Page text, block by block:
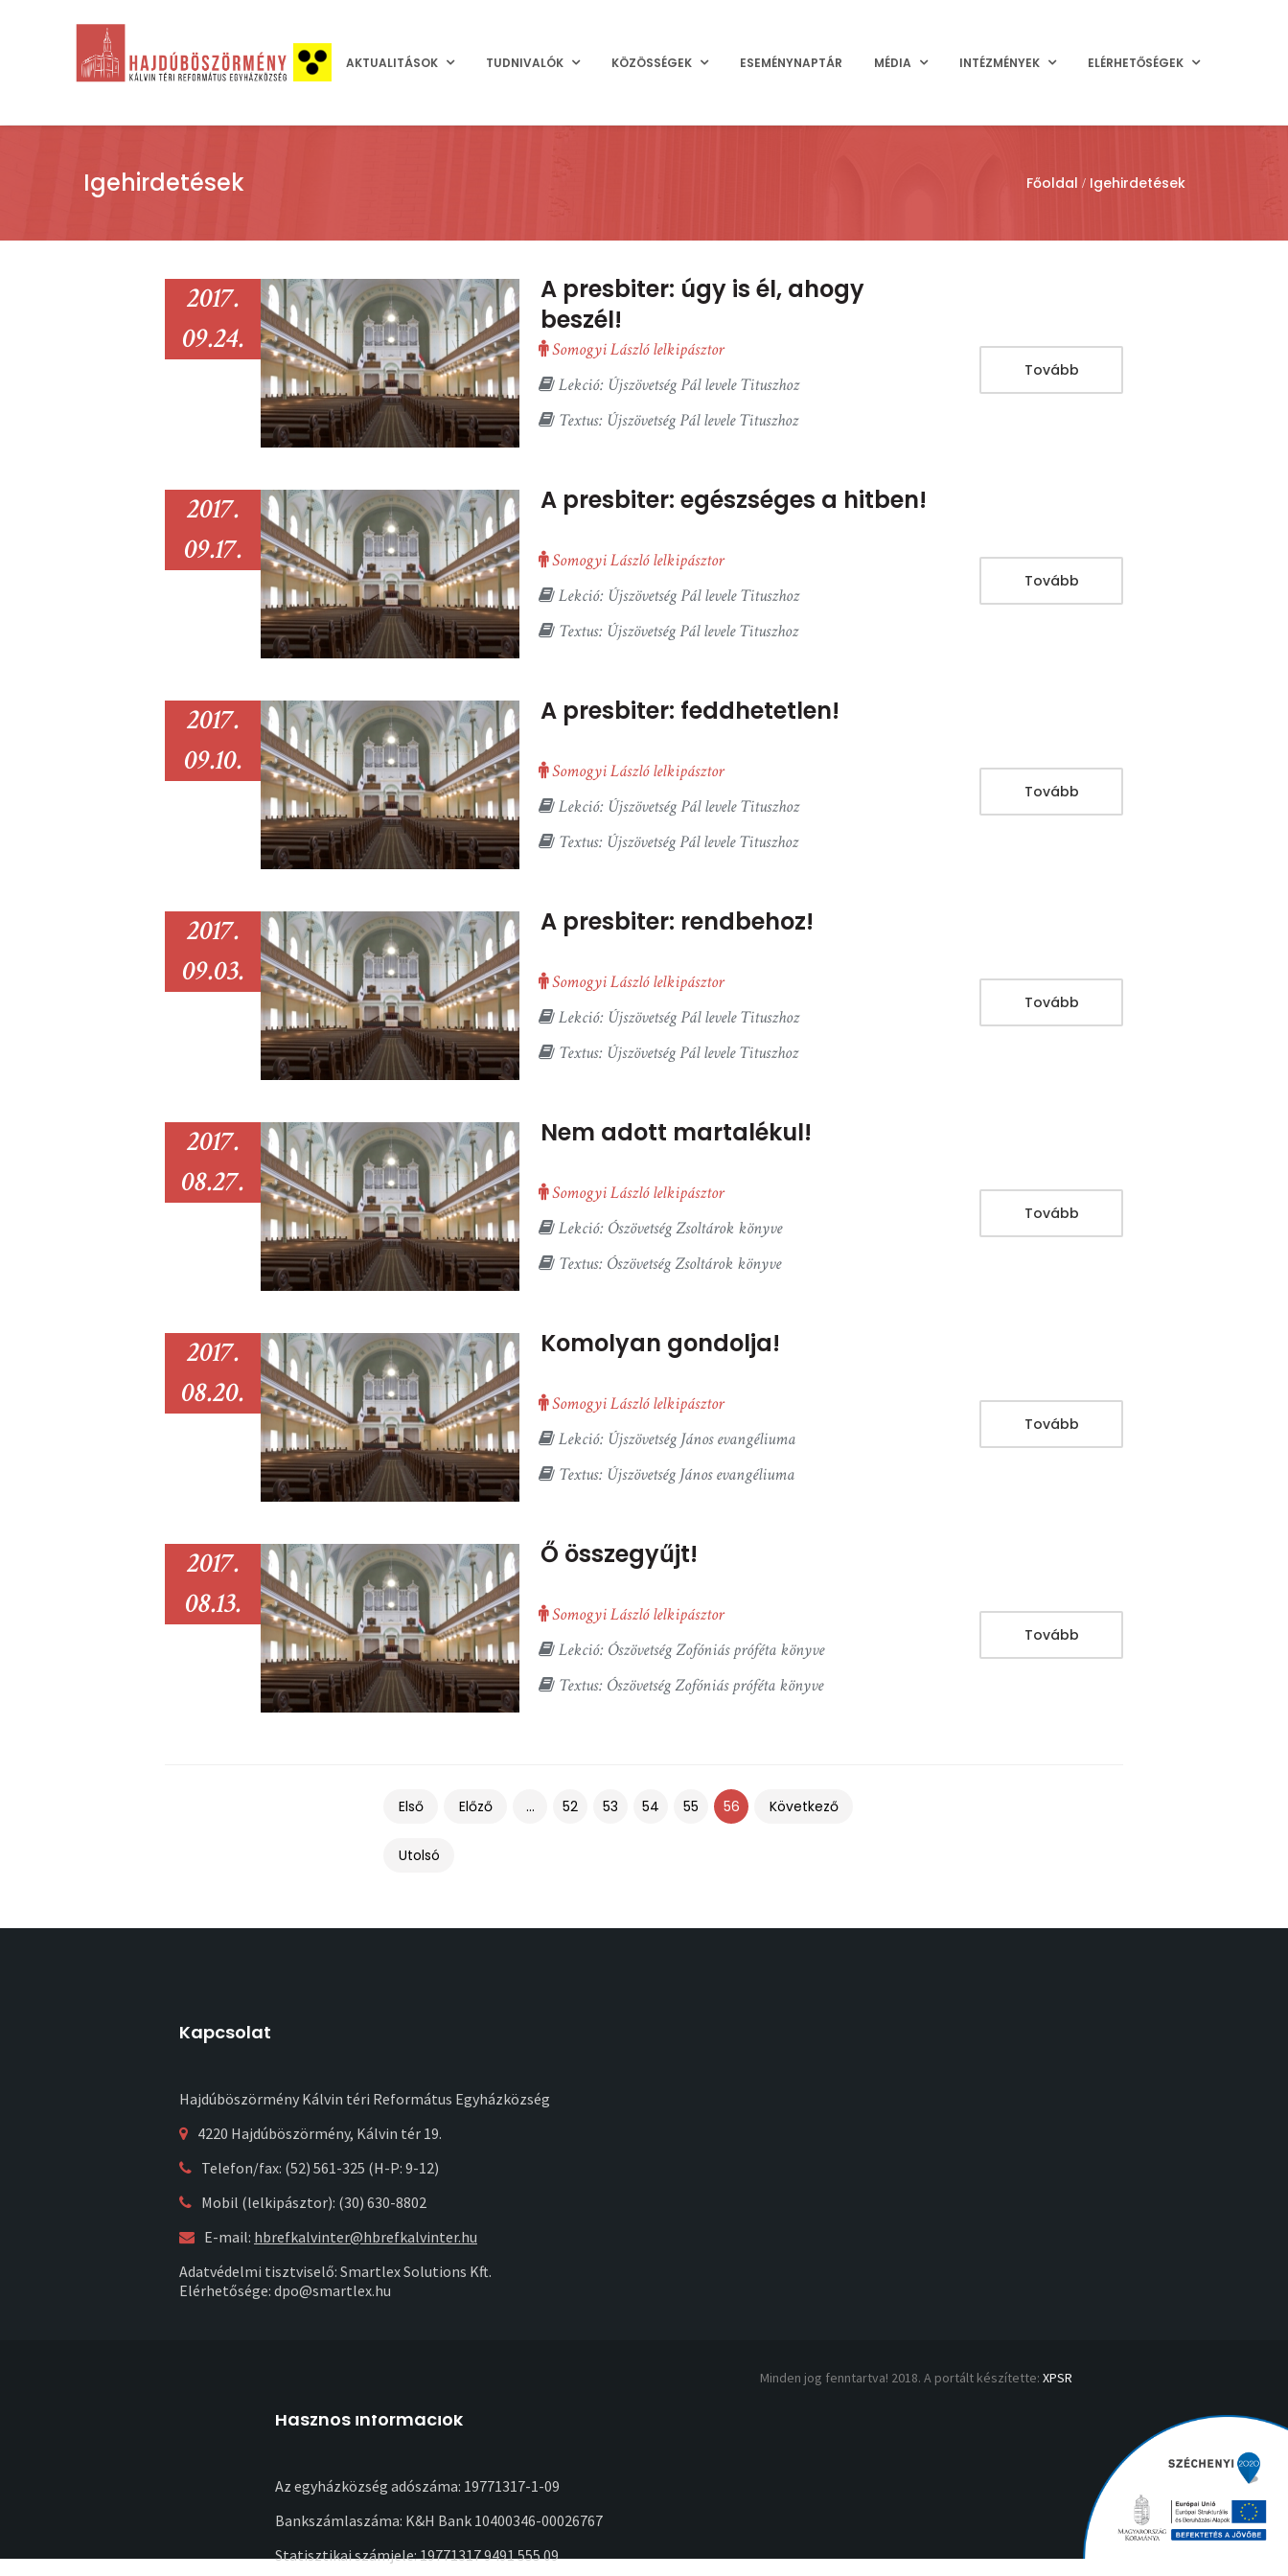
AKTUALITÁSOK TUDNIVALÓK KÖZÖSSÉGEK ESEMÉNYNAPTÁR MÉDIA INTÉZMÉNYEK ELÉRHETŐSÉGEK
Igehirdetések Főoldal Igehirdetések
A presbiter: úgy is él, ahogy
beszél!
2017.
09.24.
Somogyi László lelkipásztor
Lekció: Újszövetség Pál levele Tituszhoz
Textus: Újszövetség Pál levele Tituszhoz
Tovább
A presbiter: egészséges a hitben!
2017.
09.17.
Somogyi László lelkipásztor
Lekció: Újszövetség Pál levele Tituszhoz
Textus: Újszövetség Pál levele Tituszhoz
Tovább
A presbiter: feddhetetlen!
2017.
09.10.
Somogyi László lelkipásztor
Lekció: Újszövetség Pál levele Tituszhoz
Textus: Újszövetség Pál levele Tituszhoz
Tovább
A presbiter: rendbehoz!
2017.
09.03.
Somogyi László lelkipásztor
Lekció: Újszövetség Pál levele Tituszhoz
Textus: Újszövetség Pál levele Tituszhoz
Tovább
Nem adott martalékul!
2017.
08.27.
Somogyi László lelkipásztor
Lekció: Ószövetség Zsoltárok könyve
Textus: Ószövetség Zsoltárok könyve
Tovább
Komolyan gondolja!
2017.
08.20.
Somogyi László lelkipásztor
Lekció: Újszövetség János evangéliuma
Textus: Újszövetség János evangéliuma
Tovább
Ő összegyűjt!
2017.
08.13.
Somogyi László lelkipásztor
Lekció: Ószövetség Zofóniás próféta könyve
Textus: Ószövetség Zofóniás próféta könyve
Tovább
Első Előző ... 52 53 54 55 56 Következő
Utolsó
Kapcsolat
Hajdúböszörmény Kálvin téri Református Egyházközség
4220 Hajdúböszörmény, Kálvin tér 19.
Telefon/fax: (52) 561-325 (H-P: 9-12)
Mobil (lelkipásztor): (30) 630-8802
E-mail: hbrefkalvinter@hbrefkalvinter.hu
Adatvédelmi tisztviselő: Smartlex Solutions Kft.
Elérhetősége: dpo@smartlex.hu
Hasznos információk
Az egyházközség adószáma: 19771317-1-09
Bankszámlaszáma: K&H Bank 10400346-00026767
Statisztikai számjele: 19771317 9491 555 09
Minden jog fenntartva! 2018. A portált készítette: XPSR